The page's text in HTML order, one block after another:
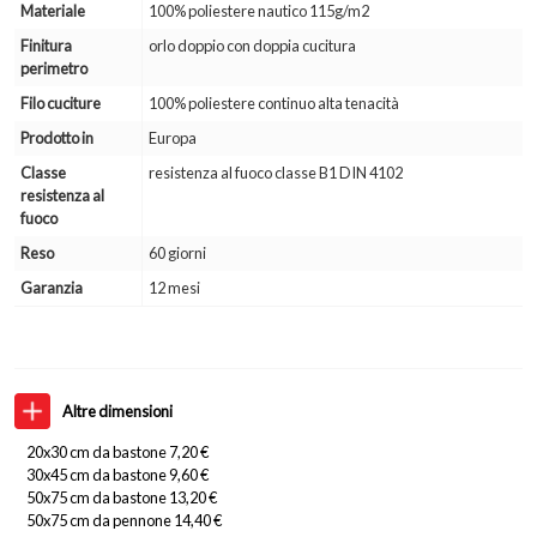
Altre dimensioni
20x30 cm da bastone 7,20 €
30x45 cm da bastone 9,60 €
50x75 cm da bastone 13,20 €
50x75 cm da pennone 14,40 €
Materiale
100% poliestere nautico 115g/m2
Finitura
perimetro
orlo doppio con doppia cucitura
Filo cuciture
100% poliestere continuo alta tenacità
Prodotto in
Europa
Classe
resistenza al
fuoco
resistenza al fuoco classe B1 DIN 4102
Reso
60 giorni
Garanzia
12 mesi